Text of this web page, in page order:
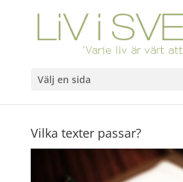
Välj en sida
Vilka texter passar?